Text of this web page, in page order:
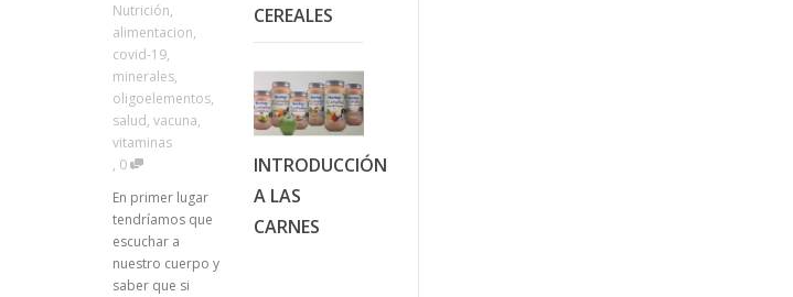
Nutrición,
alimentacion,
covid-19,
minerales,
oligoelementos,
salud, vacuna,
vitaminas
, 0
En primer lugar
tendríamos que
escuchar a
nuestro cuerpo y
saber que si
CEREALES
INTRODUCCIÓN
A LAS
CARNES